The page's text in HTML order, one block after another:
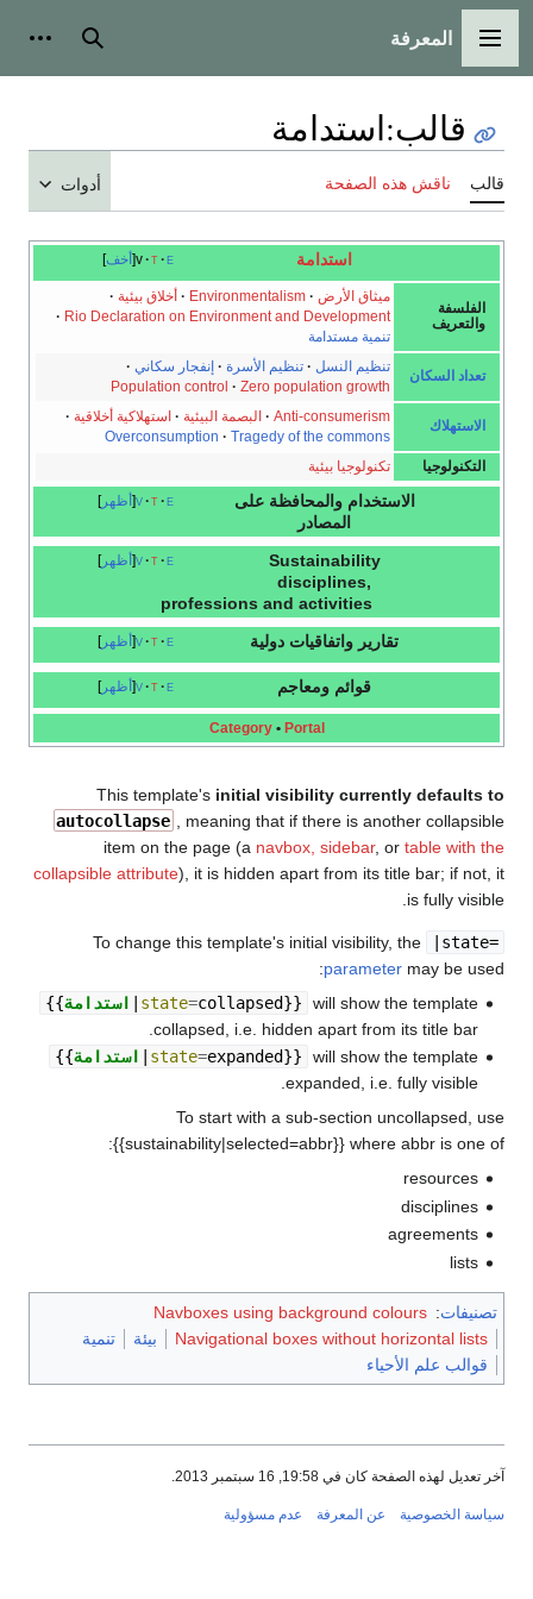
القائمة الرئيسية
المعرفة بحث
قالب:استدامة
قالب ناقش هذه الصفحة أدوات
أخف v t e استدامة
الفلسفة
والتعريف
ميثاق الأرض ·
Environmentalism
· أخلاق بيئية ·
Rio Declaration on Environment and Development
·
تنمية مستدامة
تعداد السكان
تنظيم النسل · تنظيم الأسرة · إنفجار سكاني ·
Population control · Zero population growth
الاستهلاك
Anti-consumerism
· البصمة البيئية · استهلاكية أخلاقية ·
Overconsumption · Tragedy of the commons
التكنولوجيا
تكنولوجيا بيئية
أظهر v t e
الاستخدام والمحافظة على
المصادر
أظهر v t e
Sustainability
disciplines,
professions and activities
أظهر v t e تقارير واتفاقيات دولية
أظهر v t e قوائم ومعاجم
Category• Portal
This template's initial visibility currently defaults to
autocollapse
, meaning that if there is another collapsible
item on the page (a navbox, sidebar, or table with the
collapsible attribute), it is hidden apart from its title bar; if not, it
is fully visible.
To change this template's initial visibility, the
|state=
parameter may be used:
{{استدامة state=collapsed}}
will show the template
collapsed, i.e. hidden apart from its title bar.
{{استدامة state=expanded}}
will show the template
expanded, i.e. fully visible.
To start with a sub-section uncollapsed, use
{{sustainability|selected=abbr}} where abbr is one of:
resources
disciplines
agreements
lists
تصنيفات:
Navboxes using background colours
Navigational boxes without horizontal lists
بيئة
تنمية
قوالب علم الأحياء
آخر تعديل لهذه الصفحة كان في 19:58, 16 سبتمبر 2013.
سياسة الخصوصية عن المعرفة عدم مسؤولية